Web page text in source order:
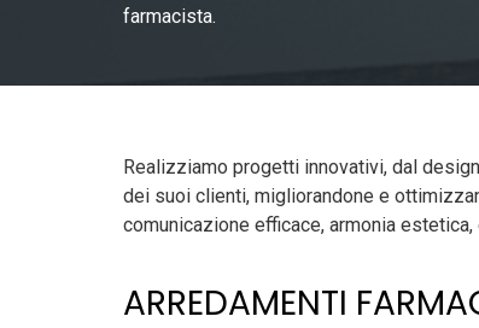
farmacista.
Realizziamo progetti innovativi, dal
dei suoi clienti, migliorandone e
comunicazione efficace, armonia
ARREDAMENTI